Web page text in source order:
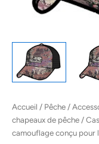
Accueil / Pêche/
chapeaux de pêche/
camouflage conçu pour
passionnées